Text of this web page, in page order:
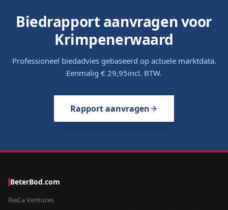
Biedrapport aanvragen voor
Krimpenerwaard
Professioneel biedadvies gebaseerd op actuele marktdata.
Eenmalig € 29,95incl. BTW.
Rapport aanvragen
BeterBod.com
RieCa Ventures